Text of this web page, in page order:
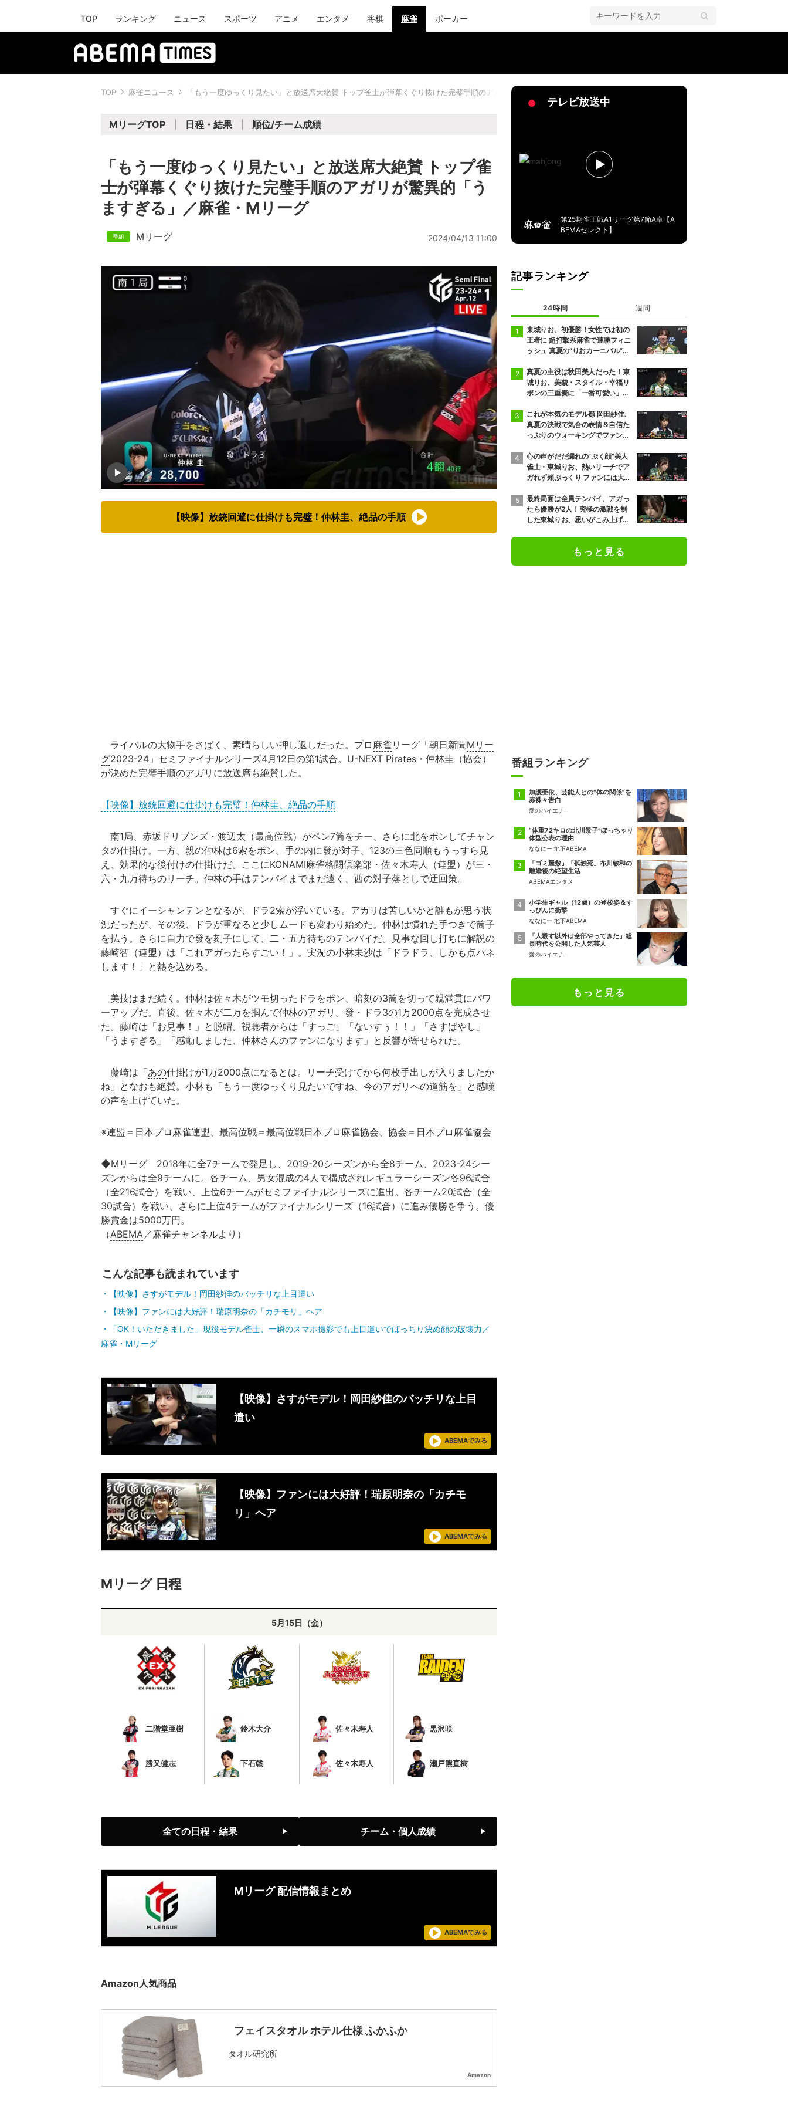
TOP ランキング ニュース スポーツ アニメ エンタメ 将棋 麻雀 ポーカー
TOP 麻雀ニュース 「もう一度ゆっくり見たい」と放送席大絶賛 トップ雀士が弾幕くぐり抜けた完璧手順のアガリが驚異的「うますぎる」／麻雀・Mリーグ
MリーグTOP 日程・結果 順位/チーム成績
「もう一度ゆっくり見たい」と放送席大絶賛 トップ雀
士が弾幕くぐり抜けた完璧手順のアガリが驚異的「う
ますぎる」／麻雀・Mリーグ
Mリーグ 2024/04/13 11:00
【映像】放銃回避に仕掛けも完璧！仲林圭、絶品の手順
ライバルの大物手をさばく、素晴らしい押し返しだった。プロ 麻雀 リーグ「朝日新聞Mリー
グ2023-24」セミファイナルシリーズ4月12日の第1試合。U-NEXT Pirates・仲林圭（協会）
が決めた完璧手順のアガリに放送席も絶賛した。
【映像】放銃回避に仕掛けも完璧！仲林圭、絶品の手順
南1局、赤坂ドリブンズ・渡辺太（最高位戦）がペン7筒をチー、さらに北をポンしてチャン
タの仕掛け。一方、親の仲林は6索をポン。手の内に發が対子、123の三色同順もうっすら見
え、効果的な後付けの仕掛けだ。ここにKONAMI麻雀格闘倶楽部・佐々木寿人（連盟）が三・
六・九万待ちのリーチ。仲林の手はテンパイまでまだ遠く、西の対子落としで迂回策。
すぐにイーシャンテンとなるが、ドラ2索が浮いている。アガリは苦しいかと誰もが思う状
況だったが、その後、ドラが重なると少しムードも変わり始めた。仲林は慣れた手つきで筒子
を払う。さらに自力で發を刻子にして、二・五万待ちのテンパイだ。見事な回し打ちに解説の
藤崎智（連盟）は「これアガったらすごい！」。実況の小林未沙は「ドラドラ、しかも点パネ
します！」と熱を込める。
美技はまだ続く。仲林は佐々木がツモ切ったドラをポン、暗刻の3筒を切って親満貫にパワ
ーアップだ。直後、佐々木が二万を掴んで仲林のアガリ。發・ドラ3の1万2000点を完成させ
た。藤崎は「お見事！」と脱帽。視聴者からは「すっご」「ないすぅ！！」「さすばやし」
「うますぎる」「感動しました、仲林さんのファンになります」と反響が寄せられた。
藤崎は「あの仕掛けが1万2000点になるとは。リーチ受けてから何枚手出しが入りましたか
ね」となおも絶賛。小林も「もう一度ゆっくり見たいですね、今のアガリへの道筋を」と感嘆
の声を上げていた。
※連盟＝日本プロ麻雀連盟、最高位戦＝最高位戦日本プロ麻雀協会、協会＝日本プロ麻雀協会
◆Mリーグ 2018年に全7チームで発足し、2019-20シーズンから全8チーム、2023-24シー
ズンからは全9チームに。各チーム、男女混成の4人で構成されレギュラーシーズン各96試合
（全216試合）を戦い、上位6チームがセミファイナルシリーズに進出。各チーム20試合（全
30試合）を戦い、さらに上位4チームがファイナルシリーズ（16試合）に進み優勝を争う。優
勝賞金は5000万円。
（ABEMA／麻雀チャンネルより）
こんな記事も読まれています
【映像】さすがモデル！岡田紗佳のバッチリな上目遣い
【映像】ファンには大好評！瑞原明奈の「カチモリ」ヘア
「OK！いただきました」現役モデル雀士、一瞬のスマホ撮影でも上目遣いでばっちり決め顔の破壊力／
麻雀・Mリーグ
【映像】さすがモデル！岡田紗佳のバッチリな上目
遣い
ABEMAでみる
【映像】ファンには大好評！瑞原明奈の「カチモ
リ」ヘア
ABEMAでみる
Mリーグ 日程
5月15日（金）
二階堂亜樹
勝又健志
鈴木大介
下石戟
佐々木寿人
佐々木寿人
黒沢咲
瀬戸熊直樹
全ての日程・結果 チーム・個人成績
Mリーグ 配信情報まとめ
ABEMAでみる
Amazon人気商品
フェイスタオル ホテル仕様 ふかふか
タオル研究所
Amazon
テレビ放送中
第25期雀王戦A1リーグ第7節A卓【A
BEMAセレクト】
記事ランキング
24時間 週間
東城りお、初優勝！女性では初の
王者に 超打撃系麻雀で連勝フィニ
ッシュ 真夏の“りおカーニバル”が
ト
真夏の主役は秋田美人だった！東
城りお、美貌・スタイル・幸福リ
ボンの三重奏に「一番可愛い」の
これが本気のモデル顔 岡田紗佳、
真夏の決戦で気合の表情＆自信た
っぷりのウォーキングでファン魅
やろww」／麻雀・Mトーナメン
ト
心の声がだだ漏れの“ぷく顔”美人
雀士・東城りお、熱いリーチでア
ガれず頬ぷっくり ファンには大好
らない」／麻雀・Mトーナメント
最終局面は全員テンパイ、アガっ
たら優勝が2人！究極の激戦を制
した東城りお、思いがこみ上げる
もっと見る
番組ランキング
加護亜依、芸能人との“体の関係”を
赤裸々告白
愛のハイエナ
“体重72キロの北川景子”ぽっちゃり
体型公表の理由
ななにー 地下ABEMA
「ゴミ屋敷」「孤独死」布川敏和の
離婚後の絶望生活
ABEMAエンタメ
小学生ギャル（12歳）の登校姿＆す
っぴんに衝撃
ななにー 地下ABEMA
「人殺す以外は全部やってきた」総
長時代を公開した人気芸人
愛のハイエナ
もっと見る